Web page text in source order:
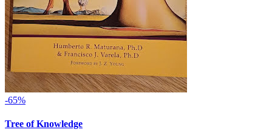
-65%
Tree of Knowledge